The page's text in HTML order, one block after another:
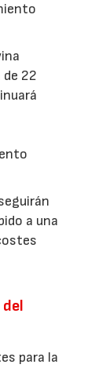
22
a una
para la